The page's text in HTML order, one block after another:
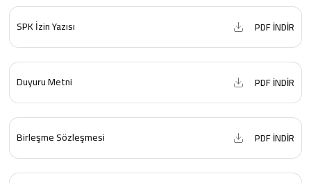
SPK İzin Yazısı PDF İNDİR
Duyuru Metni PDF İNDİR
Birleşme Sözleşmesi PDF İNDİR